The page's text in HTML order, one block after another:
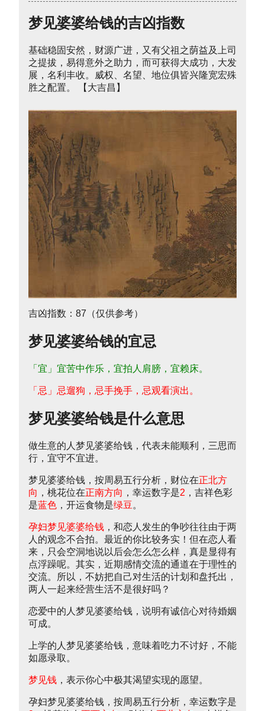
梦见婆婆给钱的吉凶指数
基础稳固安然，财源广进，又有父祖之荫益及上司
之提拔，易得意外之助力，而可获得大成功，大发
展，名利丰收。威权、名望、地位俱皆兴隆宽宏殊
胜之配置。 【大吉昌】
吉凶指数：87（仅供参考）
梦见婆婆给钱的宜忌
「宜」宜苦中作乐，宜拍人肩膀，宜赖床。
「忌」忌遛狗，忌手挽手，忌观看演出。
梦见婆婆给钱是什么意思
做生意的人梦见婆婆给钱，代表未能顺利，三思而
行，宜守不宜进。
梦见婆婆给钱，按周易五行分析，财位在正北方
向 ，桃花位在正南方向 ，幸运数字是2 ，吉祥色彩
是蓝色 ，开运食物是绿豆。
孕妇梦见婆婆给钱 ，和恋人发生的争吵往往由于两
人的观念不合拍。最近的你比较务实！但在恋人看
来，只会空洞地说以后会怎么怎么样，真是显得有
点浮躁呢。其实，近期感情交流的通道在于理性的
交流。所以，不妨把自己对生活的计划和盘托出，
两人一起来经营生活不是很好吗？
恋爱中的人梦见婆婆给钱，说明有诚信心对待婚姻
可成。
上学的人梦见婆婆给钱，意味着吃力不讨好，不能
如愿录取。
梦见钱 ，表示你心中极其渴望实现的愿望。
孕妇梦见婆婆给钱，按周易五行分析，幸运数字是